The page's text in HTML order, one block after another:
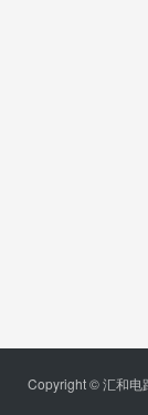
Copyright © 汇和电